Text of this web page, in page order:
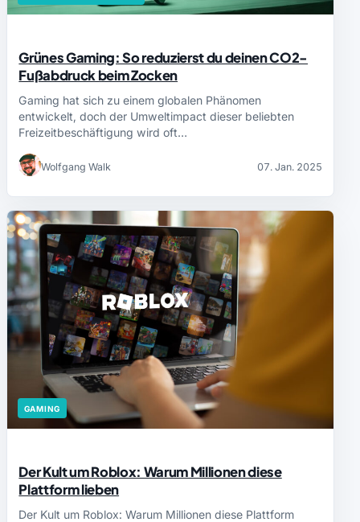
Grünes Gaming: So reduzierst du deinen CO2-
Fußabdruck beim Zocken
Gaming hat sich zu einem globalen Phänomen
entwickelt, doch der Umweltimpact dieser beliebten
Freizeitbeschäftigung wird oft…
Wolfgang Walk 07. Jan. 2025
GAMING
Der Kult um Roblox: Warum Millionen diese
Plattform lieben
Der Kult um Roblox: Warum Millionen diese Plattform